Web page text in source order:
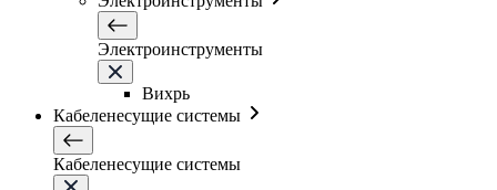
Электроинструменты
Вихрь
Кабеленесущие системы
Кабеленесущие системы